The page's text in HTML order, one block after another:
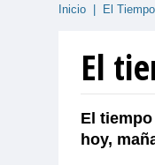
Inicio El
El
El
hoy,